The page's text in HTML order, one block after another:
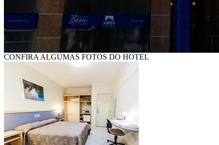
CONFIRA ALGUMAS FOTOS DO HOTEL